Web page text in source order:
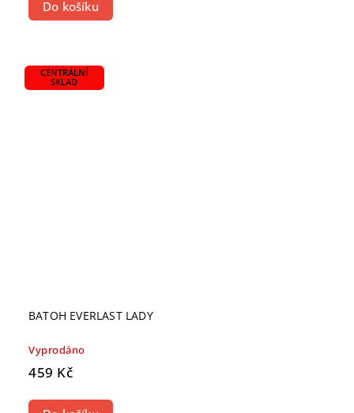
Do košíku
CENTRÁLNÍ
SKLAD
BATOH EVERLAST LADY
Vyprodáno
459 Kč